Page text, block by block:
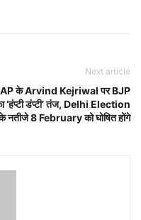
Next article
के Arvind Kejriwal पर BJP
‘हंप्टी डंप्टी’ तंज, Delhi Election
नतीजे 8 February को घोषित होंगे